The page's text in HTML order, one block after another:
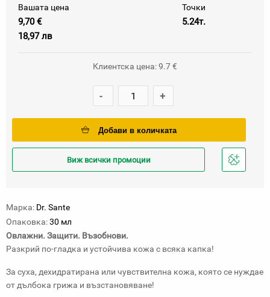
Вашата цена
9,70 €
18,97 лв
Точки
5.24т.
Клиентска цена: 9.7 €
- +
Добави в количката
Виж всички промоции
Добави
Марка: Dr. Sante
Опаковка:30 мл
Овлажни. Защити. Възобнови.
Разкрий по-гладка и устойчива кожа с всяка капка!
За суха, дехидратирана или чувствителна кожа, която се нуждае
от дълбока грижа и възстановяване!